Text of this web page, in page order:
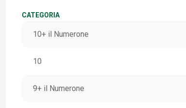
CATEGORIA
10+ il Numerone
10
9+ il Numerone